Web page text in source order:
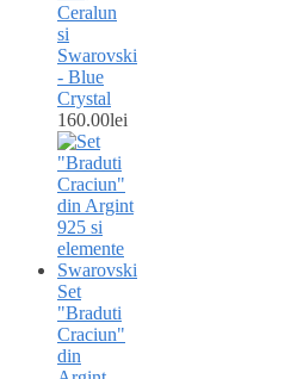
Ceralun
si
Swarovski
- Blue
Crystal
160.00lei
Set
"Braduti
Craciun"
din